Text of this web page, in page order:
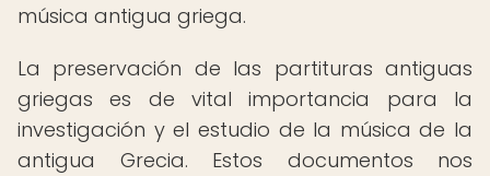
música antigua griega.
La preservación de las partituras antiguas
griegas es de vital importancia para la
investigación y el estudio de la música de la
antigua Grecia. Estos documentos nos